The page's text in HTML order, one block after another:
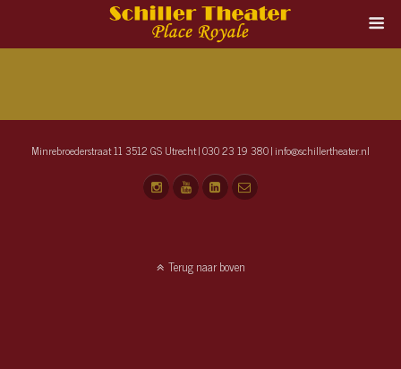
Minrebroederstraat 11 3512 GS Utrecht | 030 23 19 380 | info@schillertheater.nl
Terug naar boven